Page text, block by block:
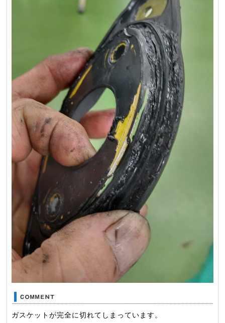
ガスケットが完全に切れてしまっています。